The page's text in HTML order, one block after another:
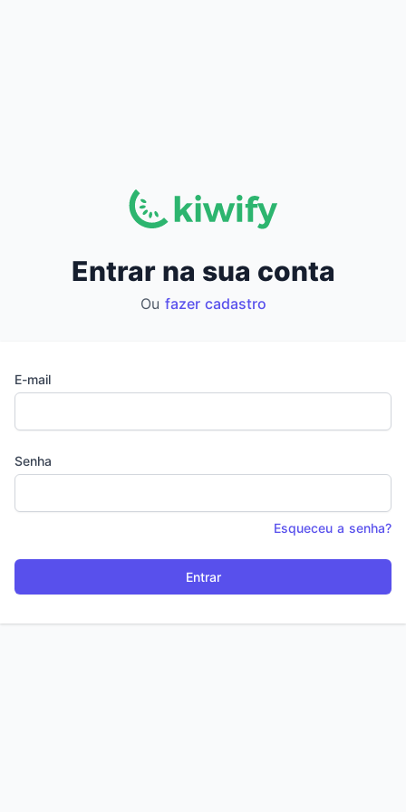
Entrar na sua conta
Ou fazer cadastro
E-mail
Senha
Esqueceu a senha?
Entrar